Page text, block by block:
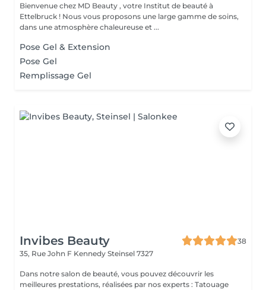
Bienvenue chez MD Beauty , votre Institut de beauté à
Ettelbruck ! Nous vous proposons une large gamme de soins,
dans une atmosphère chaleureuse et ...
Pose Gel & Extension
Pose Gel
Remplissage Gel
Invibes Beauty
38
35, Rue John F Kennedy Steinsel 7327
Dans notre salon de beauté, vous pouvez découvrir les
meilleures prestations, réalisées par nos experts : Tatouage